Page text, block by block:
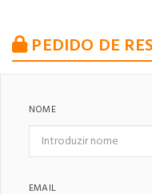
PEDIDO DE
NOME
EMAIL